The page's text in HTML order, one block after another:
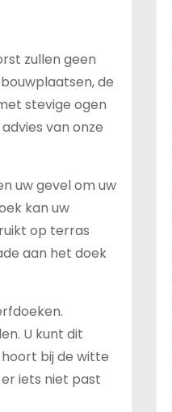
zullen geen
de
stevige ogen
van onze
uw gevel om uw
kan uw
op terras
aan het doek
U kunt dit
bij de witte
iets niet past